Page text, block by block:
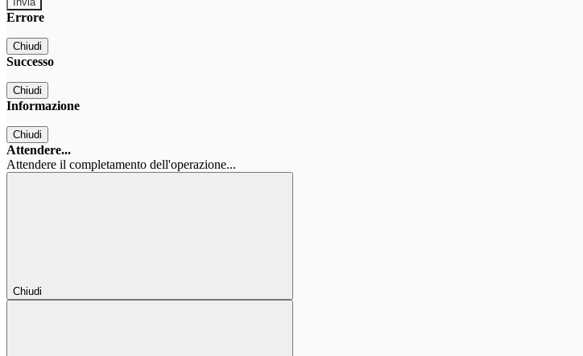
Errore
Chiudi
Successo
Chiudi
Informazione
Chiudi
Attendere...
Attendere il completamento dell'operazione...
Chiudi